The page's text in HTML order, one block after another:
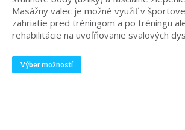
Masážny valec je možné využiť v
zahriatie pred tréningom a po tréningu
rehabilitácie na uvoľňovanie svalových
Výber možností
produkt